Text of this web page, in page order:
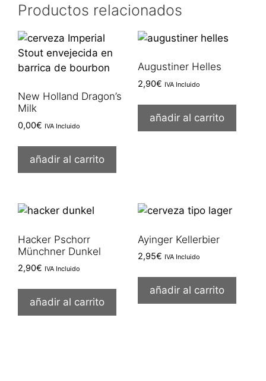
Productos relacionados
New Holland Dragon’s
Milk
0,00€ IVA Incluido
añadir al carrito
Augustiner Helles
2,90€ IVA Incluido
añadir al carrito
Hacker Pschorr
Münchner Dunkel
2,90€ IVA Incluido
añadir al carrito
Ayinger Kellerbier
2,95€ IVA Incluido
añadir al carrito